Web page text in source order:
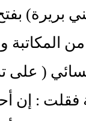
بفتح
(
فقلت :